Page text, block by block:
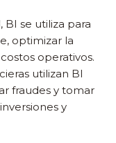
BI se utiliza para
optimizar la
operativos.
utilizan BI
fraudes y tomar
y